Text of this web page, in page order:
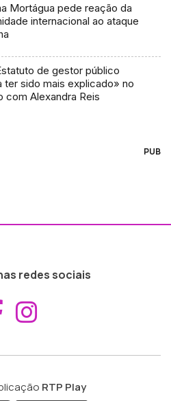
Mortágua pede reação da
internacional ao ataque
de gestor público
ter sido mais explicado» no
com Alexandra Reis
PUB
redes sociais
Aceder ao
RTP Play